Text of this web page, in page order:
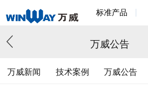
标准产品
万威公告
万威新闻 技术案例 万威公告